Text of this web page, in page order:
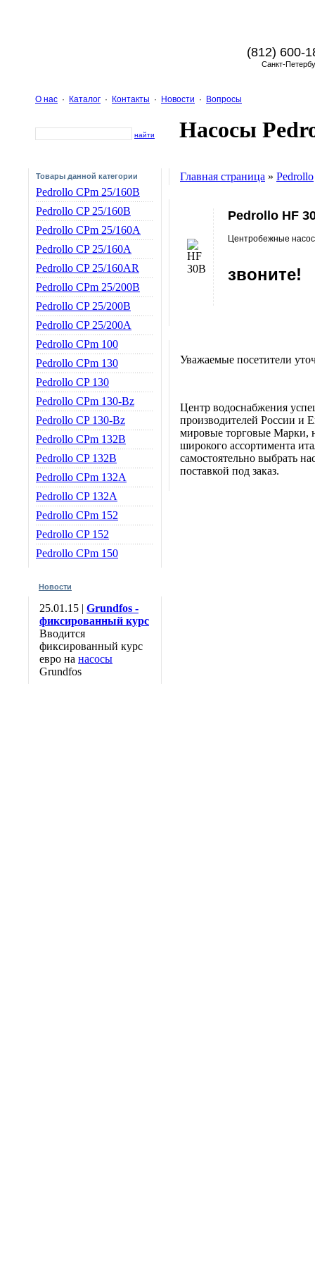
(812) 600-
Санкт-
О нас · Каталог · Контакты · Новости · Вопросы
найти Насосы
Товары данной категории
Pedrollo CPm 25/160B
Pedrollo CP 25/160B
Pedrollo CPm 25/160A
Pedrollo CP 25/160A
Pedrollo CP 25/160AR
Pedrollo CPm 25/200B
Pedrollo CP 25/200B
Pedrollo CP 25/200A
Pedrollo CPm 100
Pedrollo CPm 130
Pedrollo CP 130
Pedrollo CPm 130-Bz
Pedrollo CP 130-Bz
Pedrollo CPm 132B
Pedrollo CP 132B
Pedrollo CPm 132A
Pedrollo CP 132A
Pedrollo CPm 152
Pedrollo CP 152
Pedrollo CPm 150
Новости
25.01.15 | Grundfos -
фиксированный курс
Вводится
фиксированный курс
евро на насосы
Grundfos
Главная страница » Pedrollo
Pedrollo HF
Центробежные
звоните!
Уважаемые посетители
Центр водоснабжения
производителей России и
мировые торговые Марки,
широкого ассортимента
самостоятельно выбрать
поставкой под заказ.